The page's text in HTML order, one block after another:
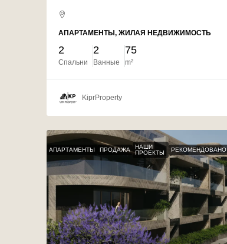
АПАРТАМЕНТЫ, ЖИЛАЯ НЕДВИЖИМОСТЬ
2
Спальни
2
Ванные
75
m²
KiprProperty
АПАРТАМЕНТЫ ПРОДАЖА
НАШИ
ПРОЕКТЫ
РЕКОМЕНДОВАНО